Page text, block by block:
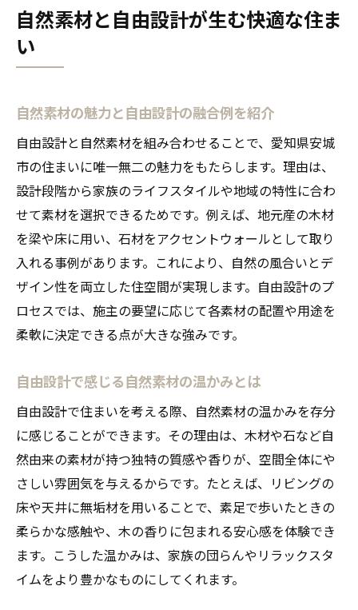
自然素材と自由設計が生む快適な住ま
い
自然素材の魅力と自由設計の融合例を紹介
自由設計と自然素材を組み合わせることで、愛知県安城
市の住まいに唯一無二の魅力をもたらします。理由は、
設計段階から家族のライフスタイルや地域の特性に合わ
せて素材を選択できるためです。例えば、地元産の木材
を梁や床に用い、石材をアクセントウォールとして取り
入れる事例があります。これにより、自然の風合いとデ
ザイン性を両立した住空間が実現します。自由設計のプ
ロセスでは、施主の要望に応じて各素材の配置や用途を
柔軟に決定できる点が大きな強みです。
自由設計で感じる自然素材の温かみとは
自由設計で住まいを考える際、自然素材の温かみを存分
に感じることができます。その理由は、木材や石など自
然由来の素材が持つ独特の質感や香りが、空間全体にや
さしい雰囲気を与えるからです。たとえば、リビングの
床や天井に無垢材を用いることで、素足で歩いたときの
柔らかな感触や、木の香りに包まれる安心感を体験でき
ます。こうした温かみは、家族の団らんやリラックスタ
イムをより豊かなものにしてくれます。